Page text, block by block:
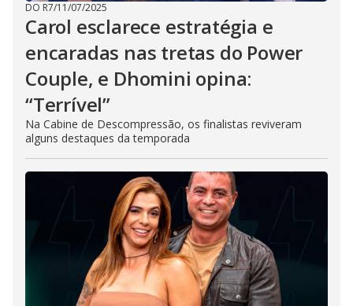
DO R7/11/07/2025
Carol esclarece estratégia e
encaradas nas tretas do Power
Couple, e Dhomini opina:
“Terrível”
Na Cabine de Descompressão, os finalistas reviveram
alguns destaques da temporada